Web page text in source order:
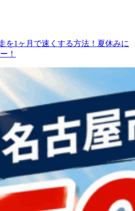
を1ヶ月で速くする方法！夏休みに
！